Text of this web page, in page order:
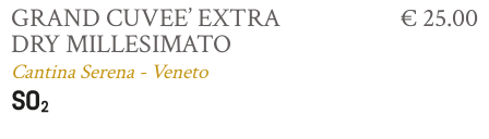
GRAND CUVEE’ EXTRA
DRY MILLESIMATO
Cantina Serena - Veneto
€ 25.00